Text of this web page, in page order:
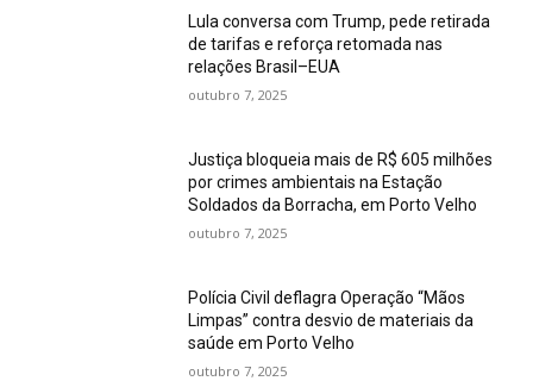
Lula conversa com Trump, pede retirada
de tarifas e reforça retomada nas
relações Brasil–EUA
outubro 7, 2025
Justiça bloqueia mais de R$ 605 milhões
por crimes ambientais na Estação
Soldados da Borracha, em Porto Velho
outubro 7, 2025
Polícia Civil deflagra Operação “Mãos
Limpas” contra desvio de materiais da
saúde em Porto Velho
outubro 7, 2025